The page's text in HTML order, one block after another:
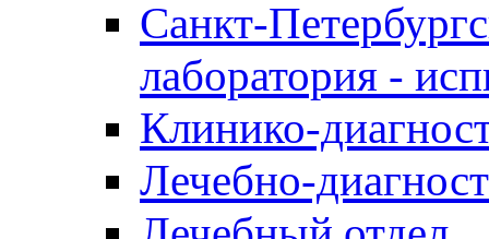
Санкт-
лаборатория -
Клинико-
Лечебно-